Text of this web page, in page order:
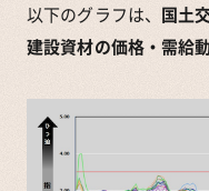
以下のグラフは、 国土
建設資材の価格・需給